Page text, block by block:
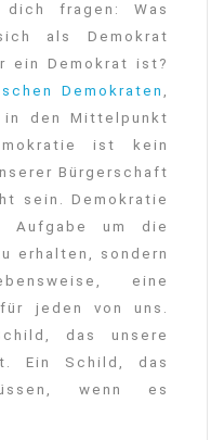
fragen: Was
als Demokrat
ein Demokrat ist?
Demokraten ,
den Mittelpunkt
ist kein
Bürgerschaft
sein. Demokratie
Aufgabe um die
erhalten, sondern
eine
jeden von uns.
das unsere
Ein Schild, das
wenn es